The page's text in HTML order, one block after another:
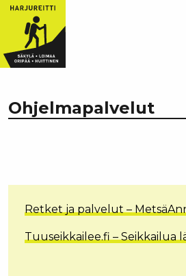
Ohjelmapalvelut
Retket ja palvelut –
Tuuseikkailee.fi – Seikkailua